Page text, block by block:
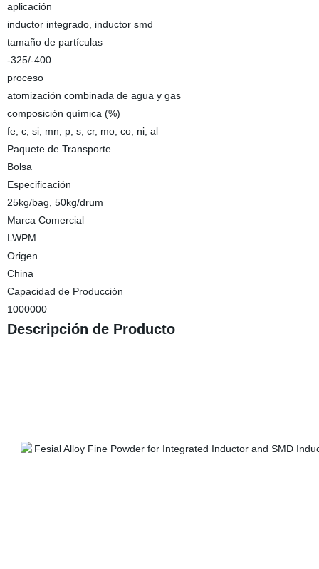
aplicación
inductor integrado, inductor smd
tamaño de partículas
-325/-400
proceso
atomización combinada de agua y gas
composición química (%)
fe, c, si, mn, p, s, cr, mo, co, ni, al
Paquete de Transporte
Bolsa
Especificación
25kg/bag, 50kg/drum
Marca Comercial
LWPM
Origen
China
Capacidad de Producción
1000000
Descripción de Producto